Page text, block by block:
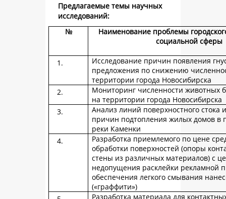
Предлагаемые темы научных
исследований:
№
Наименование проблемы
социальной сферы
Исследование причин появления
предложения по снижению
территории города Новосибирска
Мониторинг численности животных
на территории города Новосибирска
Анализ линий поверхностного стока
причин подтопления жилых домов в
реки Каменки
Разработка приемлемого по цене
обработки поверхностей (опоры
стены из различных материалов) с
недопущения расклейки рекламной
обеспечения легкого смывания
(«граффити»)
Разработка материала для